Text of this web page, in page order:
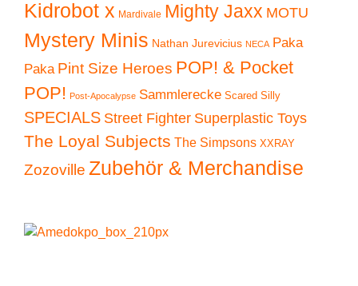
Kidrobot x Mardivale Mighty Jaxx MOTU
Mystery Minis Nathan Jurevicius NECA Paka
Paka Pint Size Heroes POP! & Pocket
POP! Post-Apocalypse Sammlerecke Scared Silly
SPECIALS Street Fighter Superplastic Toys
The Loyal Subjects The Simpsons XXRAY
Zozoville Zubehör & Merchandise